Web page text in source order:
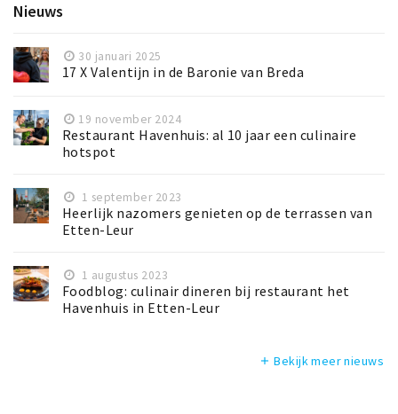
Nieuws
30 januari 2025
17 X Valentijn in de Baronie van Breda
19 november 2024
Restaurant Havenhuis: al 10 jaar een culinaire
hotspot
1 september 2023
Heerlijk nazomers genieten op de terrassen van
Etten-Leur
1 augustus 2023
Foodblog: culinair dineren bij restaurant het
Havenhuis in Etten-Leur
add Bekijk meer nieuws